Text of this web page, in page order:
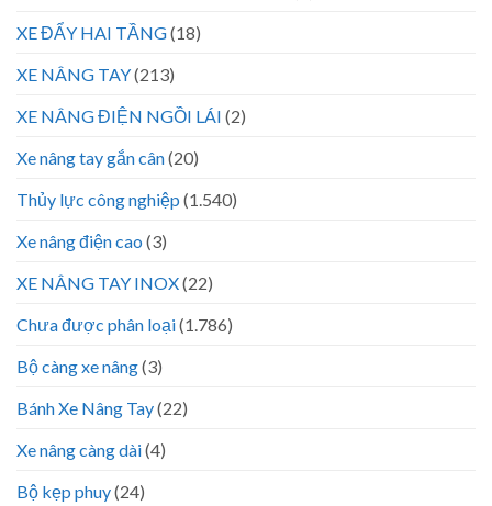
XE ĐẨY HAI TẦNG(18)
XE NÂNG TAY(213)
XE NÂNG ĐIỆN NGỒI LÁI (2)
Xe nâng tay gắn cân(20)
Thủy lực công nghiệp (1.540)
Xe nâng điện cao (3)
XE NÂNG TAY INOX(22)
Chưa được phân loại(1.786)
Bộ càng xe nâng(3)
Bánh Xe Nâng Tay(22)
Xe nâng càng dài(4)
Bộ kẹp phuy(24)